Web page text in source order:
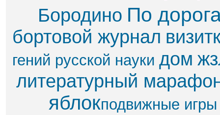
Бородино По
бортовой журнал
гений русской науки дом
литературный
яблок​подвижные игры